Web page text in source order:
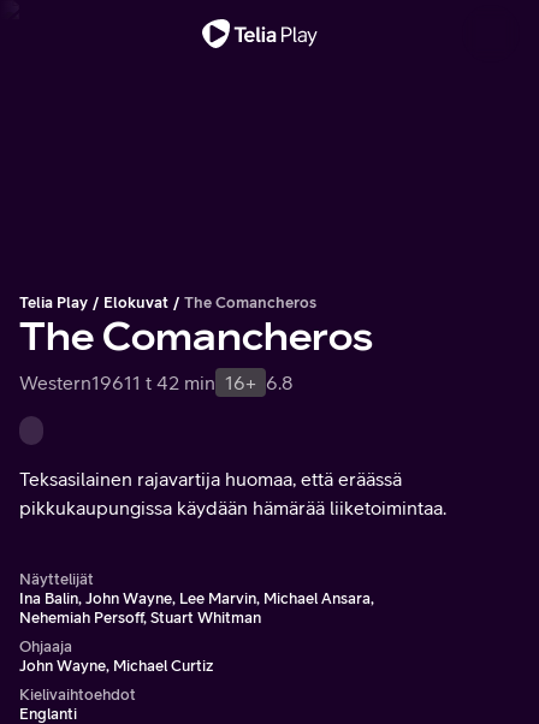
Telia Play Elokuvat The Comancheros
The Comancheros
Western19611 t 42 min 16+ 6.8
Teksasilainen rajavartija huomaa, että eräässä
pikkukaupungissa käydään hämärää liiketoimintaa.
Näyttelijät
Ina Balin, John Wayne, Lee Marvin, Michael Ansara,
Nehemiah Persoff, Stuart Whitman
Ohjaaja
John Wayne, Michael Curtiz
Kielivaihtoehdot
Englanti